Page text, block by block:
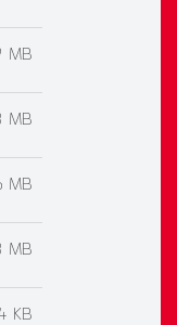
MB
MB
MB
MB
KB